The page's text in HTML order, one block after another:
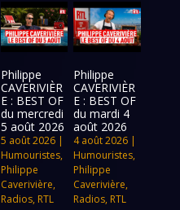
Philippe
CAVERIVIÈR
E : BEST OF
du mercredi
5 août 2026
5 août 2026|
Humouristes,
Philippe
Caverivière,
Radios, RTL
Philippe
CAVERIVIÈR
E : BEST OF
du mardi 4
août 2026
4 août 2026 |
Humouristes,
Philippe
Caverivière,
Radios, RTL